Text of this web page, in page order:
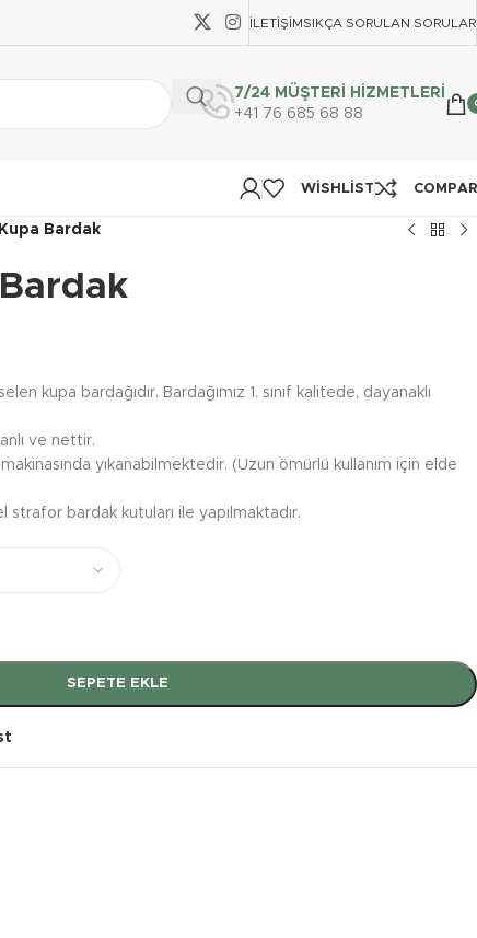
İLETIŞIMSIKÇA SORULAN SORULAR
7/24 MÜŞTERİ HİZMETLERİ
+41 76 685 68 88
WISHLIST
Bardak
kupa bardağıdır. Bardağımız 1. sınıf kalitede, dayanaklı
ve nettir.
makinasında yıkanabilmektedir. (Uzun ömürlü kullanım için elde
strafor bardak kutuları ile yapılmaktadır.
SEPETE EKLE